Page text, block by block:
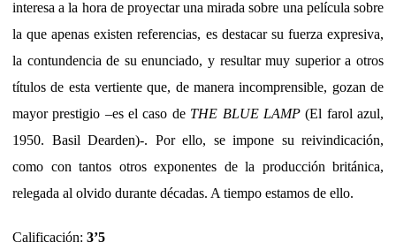
interesa a la hora de proyectar una mirada sobre una película sobre
la que apenas existen referencias, es destacar su fuerza expresiva,
la contundencia de su enunciado, y resultar muy superior a otros
títulos de esta vertiente que, de manera incomprensible, gozan de
mayor prestigio –es el caso de THE BLUE LAMP(El farol azul,
1950. Basil Dearden)-. Por ello, se impone su reivindicación,
como con tantos otros exponentes de la producción británica,
relegada al olvido durante décadas. A tiempo estamos de ello.
Calificación: 3’5